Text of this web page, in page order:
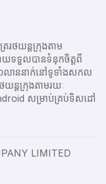
រថយន្តក្រុងតាម
ទទួលបានទំនុកចិត្តពី
០លាននាក់នៅទូទាំងសកល
ន្តក្រុងតាមរយៈ
សម្រាប់គ្រប់ទិសដៅ
LIMITED